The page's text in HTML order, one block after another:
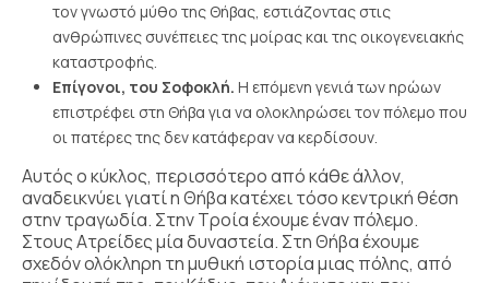
τον γνωστό μύθο της Θήβας, εστιάζοντας στις
ανθρώπινες συνέπειες της μοίρας και της οικογενειακής
καταστροφής.
Επίγονοι, του Σοφοκλή. Η επόμενη γενιά των ηρώων
επιστρέφει στη Θήβα για να ολοκληρώσει τον πόλεμο που
οι πατέρες της δεν κατάφεραν να κερδίσουν.
Αυτός ο κύκλος, περισσότερο από κάθε άλλον,
αναδεικνύει γιατί η Θήβα κατέχει τόσο κεντρική θέση
στην τραγωδία. Στην Τροία έχουμε έναν πόλεμο.
Στους Ατρείδες μία δυναστεία. Στη Θήβα έχουμε
σχεδόν ολόκληρη τη μυθική ιστορία μιας πόλης, από